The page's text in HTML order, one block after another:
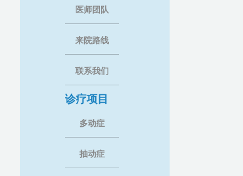
医师团队
来院路线
联系我们
诊疗项目
多动症
抽动症